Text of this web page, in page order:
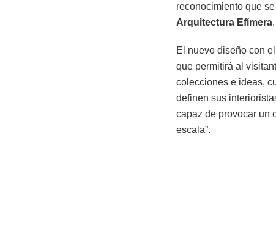
reconocimiento que
Arquitectura Efímera.
El nuevo diseño con
que permitirá al
colecciones e ideas,
definen sus
capaz de provocar un
escala”.